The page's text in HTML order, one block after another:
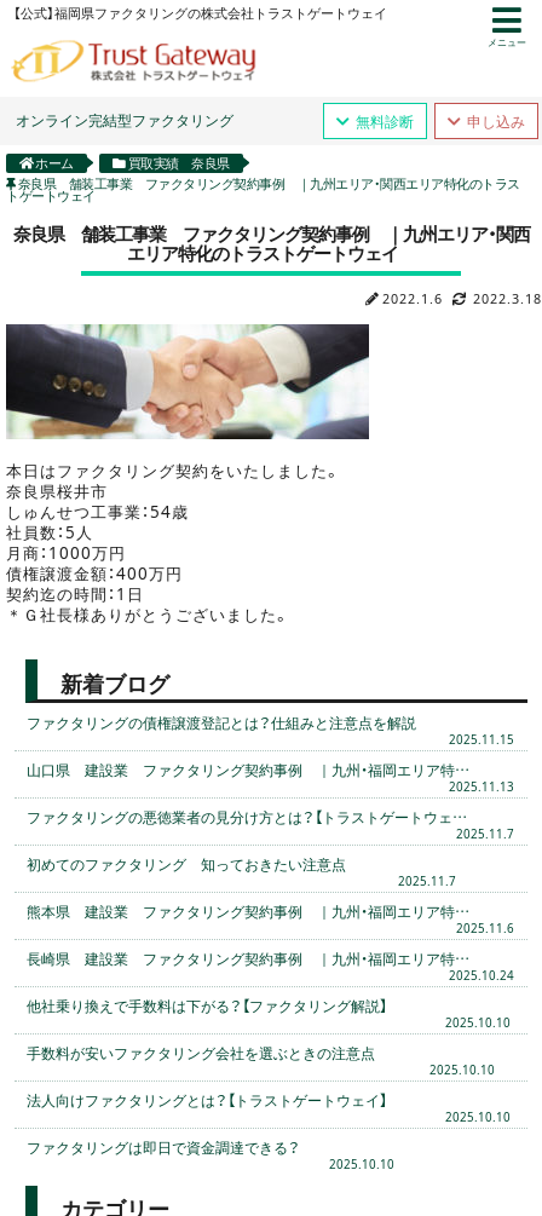
【公式】福岡県ファクタリングの株式会社トラストゲートウェイ
オンライン完結型ファクタリング 無料診断 申し込み
メニュー
ホーム
買取実績 奈良県
奈良県 舗装工事業 ファクタリング契約事例 ｜九州エリア・関西エリア特化のトラス
トゲートウェイ
奈良県 舗装工事業 ファクタリング契約事例 ｜九州エリア・関西
エリア特化のトラストゲートウェイ
2022.1.6 2022.3.18
本日はファクタリング契約をいたしました。
奈良県桜井市
しゅんせつ工事業：54歳
社員数：5人
月商：1000万円
債権譲渡金額：400万円
契約迄の時間：1日
＊Ｇ社長様ありがとうございました。
新着ブログ
ファクタリングの債権譲渡登記とは？仕組みと注意点を解説
2025.11.15
山口県 建設業 ファクタリング契約事例 ｜九州・福岡エリア特…
2025.11.13
ファクタリングの悪徳業者の見分け方とは？【トラストゲートウェ…
2025.11.7
初めてのファクタリング 知っておきたい注意点
2025.11.7
熊本県 建設業 ファクタリング契約事例 ｜九州・福岡エリア特…
2025.11.6
長崎県 建設業 ファクタリング契約事例 ｜九州・福岡エリア特…
2025.10.24
他社乗り換えで手数料は下がる？【ファクタリング解説】
2025.10.10
手数料が安いファクタリング会社を選ぶときの注意点
2025.10.10
法人向けファクタリングとは？【トラストゲートウェイ】
2025.10.10
ファクタリングは即日で資金調達できる？
2025.10.10
カテゴリー